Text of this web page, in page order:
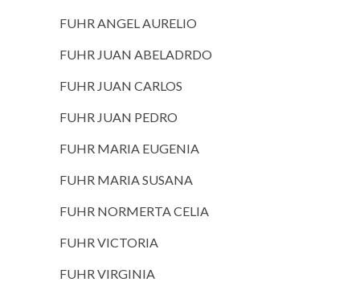
FUHR ANGEL AURELIO
FUHR JUAN ABELADRDO
FUHR JUAN CARLOS
FUHR JUAN PEDRO
FUHR MARIA EUGENIA
FUHR MARIA SUSANA
FUHR NORMERTA CELIA
FUHR VICTORIA
FUHR VIRGINIA